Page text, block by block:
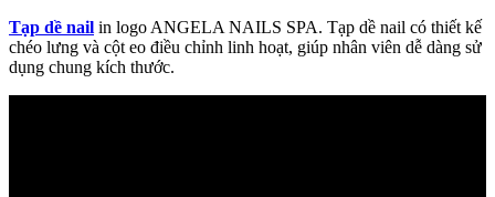
Tạp dề nail in logo ANGELA NAILS SPA. Tạp dề nail có thiết kế
chéo lưng và cột eo điều chỉnh linh hoạt, giúp nhân viên dễ dàng sử
dụng chung kích thước.